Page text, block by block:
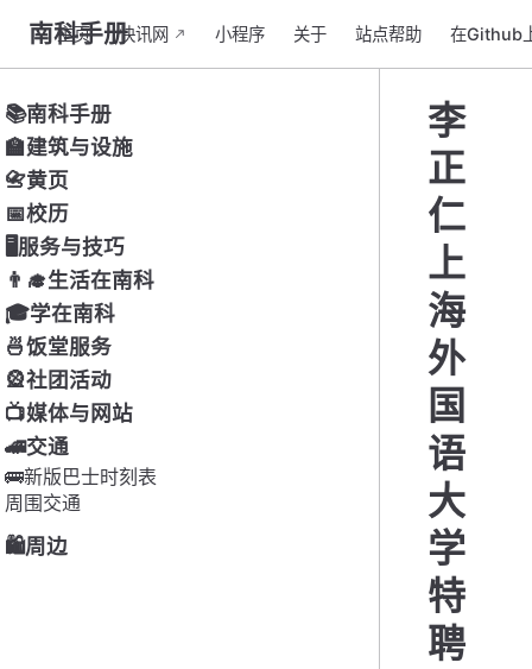
南科手册
主页 快讯网 小程序 关于 站点帮助 在Github
📚南科手册
🏫建筑与设施
📇黄页
📅校历
🖥服务与技巧
👨‍🎓生活在南科
🎓学在南科
🍜饭堂服务
🎡社团活动
📺媒体与网站
🚄交通
🚌新版巴士时刻表
周围交通
🛍周边
李
正
仁
上
海
外
国
语
大
学
特
聘